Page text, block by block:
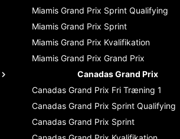
Miamis Grand Prix Sprint Qualifying
Miamis Grand Prix Sprint
Miamis Grand Prix Kvalifikation
Miamis Grand Prix Grand Prix
Canadas Grand Prix
Canadas Grand Prix Fri Træning 1
Canadas Grand Prix Sprint Qualifying
Canadas Grand Prix Sprint